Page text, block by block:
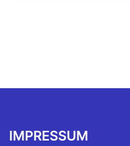
IMPRESSUM